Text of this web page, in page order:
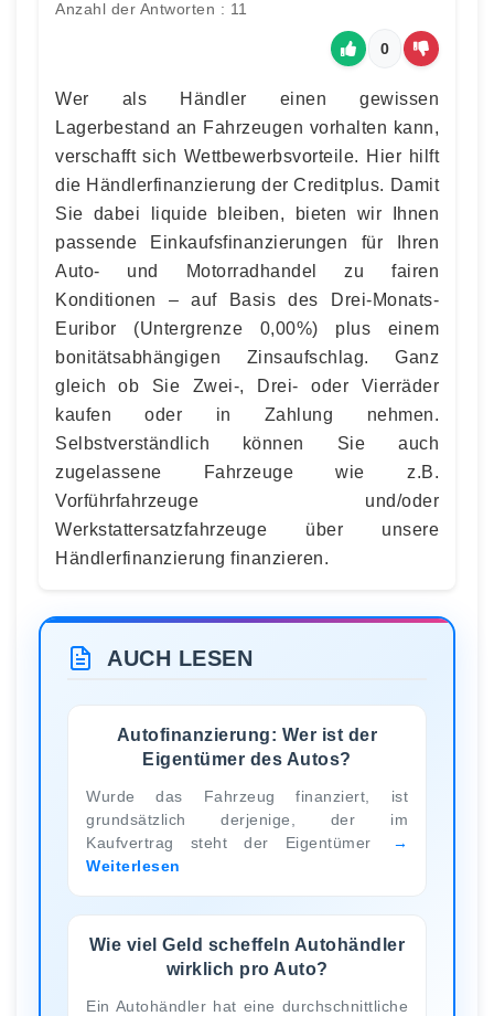
Anzahl der Antworten : 11
0
Wer als Händler einen gewissen
Lagerbestand an Fahrzeugen vorhalten kann,
verschafft sich Wettbewerbsvorteile. Hier hilft
die Händlerfinanzierung der Creditplus. Damit
Sie dabei liquide bleiben, bieten wir Ihnen
passende Einkaufsfinanzierungen für Ihren
Auto- und Motorradhandel zu fairen
Konditionen – auf Basis des Drei-Monats-
Euribor (Untergrenze 0,00%) plus einem
bonitätsabhängigen Zinsaufschlag. Ganz
gleich ob Sie Zwei-, Drei- oder Vierräder
kaufen oder in Zahlung nehmen.
Selbstverständlich können Sie auch
zugelassene Fahrzeuge wie z.B.
Vorführfahrzeuge und/oder
Werkstattersatzfahrzeuge über unsere
Händlerfinanzierung finanzieren.
AUCH LESEN
Autofinanzierung: Wer ist der
Eigentümer des Autos?
Wurde das Fahrzeug finanziert, ist
grundsätzlich derjenige, der im
Kaufvertrag steht der Eigentümer
Weiterlesen
Wie viel Geld scheffeln Autohändler
wirklich pro Auto?
Ein Autohändler hat eine durchschnittliche